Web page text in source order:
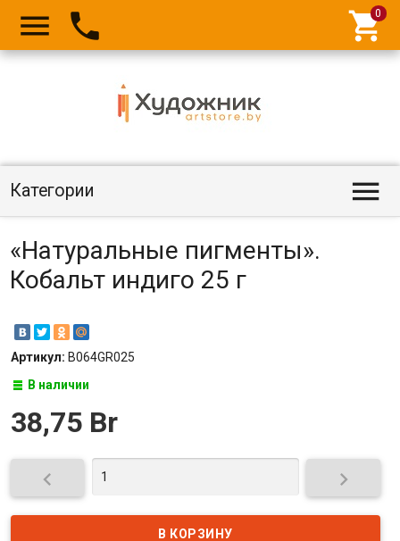
  
Категории 
«Натуральные пигменты».
Кобальт индиго 25 г
Артикул: B064GR025
В наличии
38,75 Br
 